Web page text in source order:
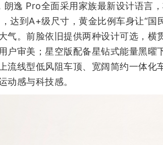
逸 Pro全面采用家族最新设计语言
达到A+级尺寸，黄金比例车身让“国
气。前脸依旧提供两种设计可选，横
户审美；星空版配备星钻式能量黑曜
流线型低风阻车顶、宽阔简约一体化
动感与科技感。